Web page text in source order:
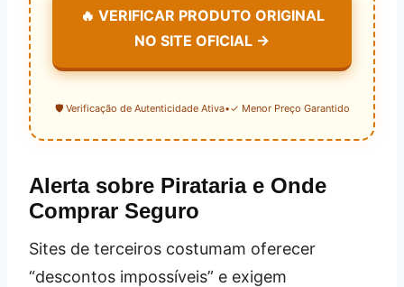
🔥 VERIFICAR PRODUTO ORIGINAL
NO SITE OFICIAL →
🛡️ Verificação de Autenticidade Ativa•✓ Menor Preço Garantido
Alerta sobre Pirataria e Onde
Comprar Seguro
Sites de terceiros costumam oferecer
“descontos impossíveis” e exigem